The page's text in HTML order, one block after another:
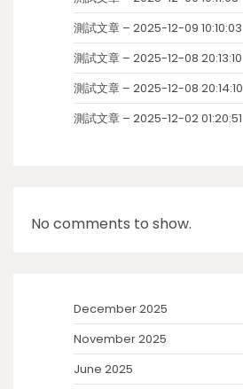
測試文章 – 2025-12-09 10:10:03
測試文章 – 2025-12-08 20:13:10
測試文章 – 2025-12-08 20:14:10
測試文章 – 2025-12-02 01:20:51
No comments to show.
December 2025
November 2025
June 2025